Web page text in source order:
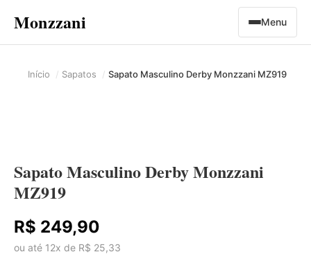
Monzzani Menu
Início Sapatos Sapato Masculino Derby Monzzani MZ919
Sapato Masculino Derby Monzzani
MZ919
R$ 249,90
ou até 12x de R$ 25,33